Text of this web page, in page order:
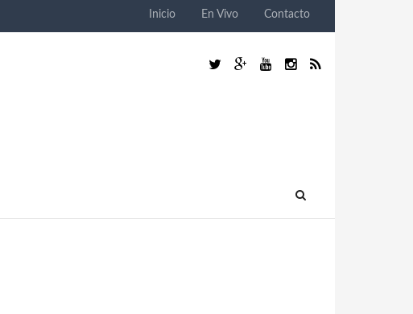
Inicio En Vivo Contacto